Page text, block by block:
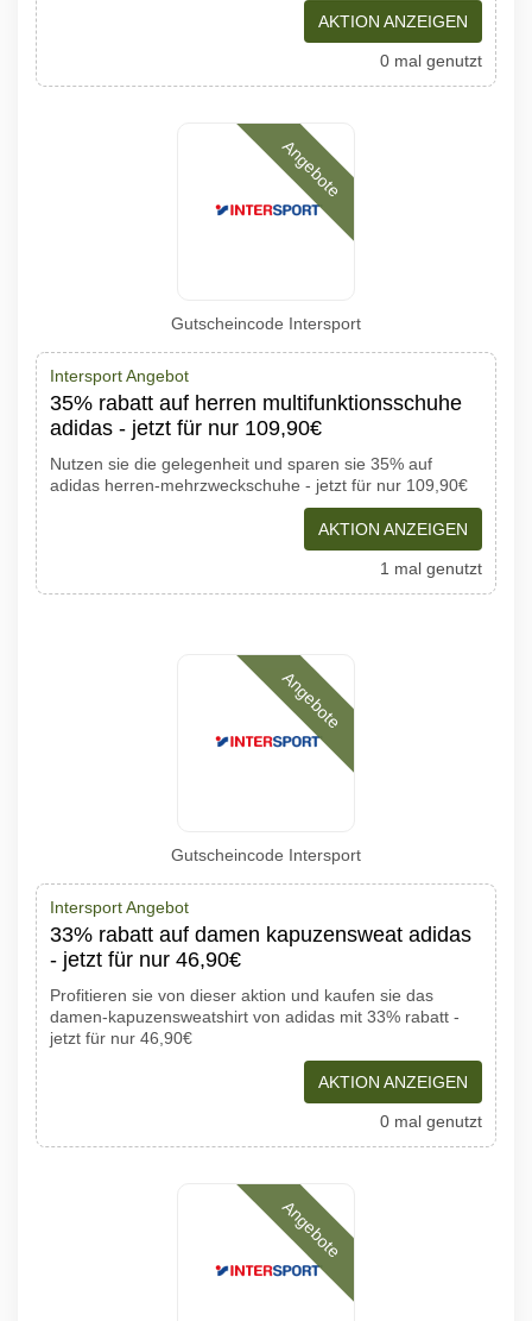
AKTION ANZEIGEN
0 mal genutzt
Angebote
Gutscheincode Intersport
Intersport Angebot
35% rabatt auf herren multifunktionsschuhe
adidas - jetzt für nur 109,90€
Nutzen sie die gelegenheit und sparen sie 35% auf
adidas herren-mehrzweckschuhe - jetzt für nur 109,90€
AKTION ANZEIGEN
1 mal genutzt
Angebote
Gutscheincode Intersport
Intersport Angebot
33% rabatt auf damen kapuzensweat adidas
- jetzt für nur 46,90€
Profitieren sie von dieser aktion und kaufen sie das
damen-kapuzensweatshirt von adidas mit 33% rabatt -
jetzt für nur 46,90€
AKTION ANZEIGEN
0 mal genutzt
Angebote